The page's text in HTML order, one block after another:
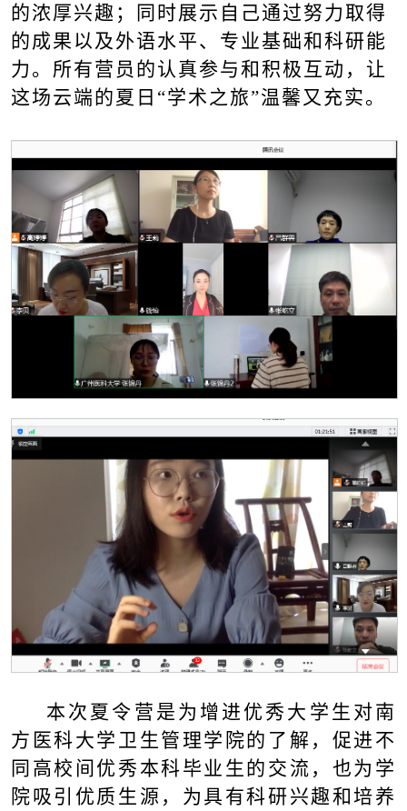
的浓厚兴趣；同时展示自己通过努力取得
的成果以及外语水平、专业基础和科研能
力。所有营员的认真参与和积极互动，让
这场云端的夏日“学术之旅”温馨又充实。
本次夏令营是为增进优秀大学生对南
方医科大学卫生管理学院的了解，促进不
同高校间优秀本科毕业生的交流，也为学
院吸引优质生源，为具有科研兴趣和培养